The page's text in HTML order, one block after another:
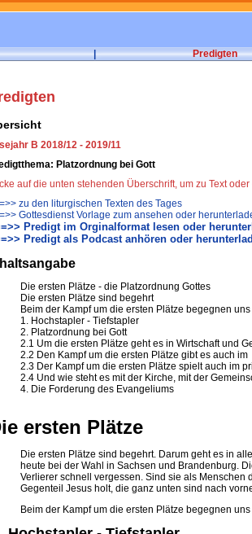
| Predigten
B 2018/12 - 2019/11
Platzordnung bei Gott
auf die unten stehenden Überschrift, um zu Text
zu den liturgischen Texten des Tages
Gottesdienst Vorlage zum ansehen oder
Predigt im Orginalformat lesen oder
Predigt als Podcast anhören oder
Die ersten Plätze - die Platzordnung Gottes
Die ersten Plätze sind begehrt
Beim der Kampf um die ersten Plätze begegnen
1. Hochstapler - Tiefstapler
2. Platzordnung bei Gott
2.1 Um die ersten Plätze geht es in Wirtschaft und
2.2 Den Kampf um die ersten Plätze gibt es auch
2.3 Der Kampf um die ersten Plätze spielt auch im
2.4 Und wie steht es mit der Kirche, mit der
4. Die Forderung des Evangeliums
ersten Plätze
Die ersten Plätze sind begehrt. Darum geht es in
heute bei der Wahl in Sachsen und Brandenburg.
Verlierer schnell vergessen. Sind sie als Menschen
Gegenteil Jesus holt, die ganz unten sind nach
Beim der Kampf um die ersten Plätze begegnen